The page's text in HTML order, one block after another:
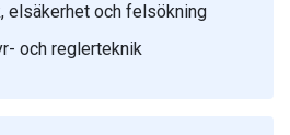
elsäkerhet och felsökning
och reglerteknik